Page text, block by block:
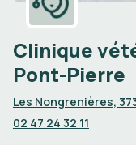
Clinique
Pont-Pierre
Les Nongrenières,
02 47 24 32 11